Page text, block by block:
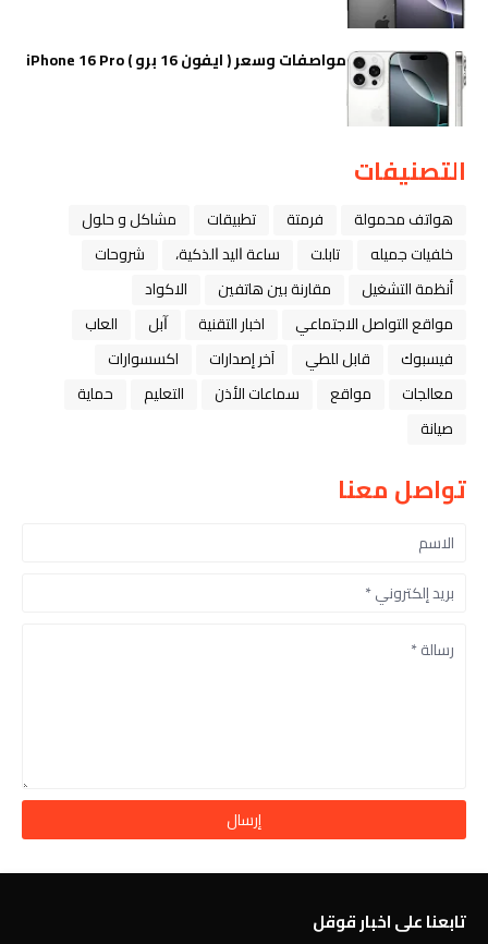
مواصفات وسعر ( ايفون 16 برو ) iPhone 16 Pro
التصنيفات
هواتف محمولة فرمتة تطبيقات
مشاكل و حلول
خلفيات جميله
تابلت ﺳﺎﻋﺔ ﺍﻟﻴﺪ ﺍﻟﺬﻛﻴﺔ،
شروحات
أنظمة التشغيل
مقارنة بين هاتفين
الاكواد
مواقع التواصل الاجتماعي
اخبار التقنية ﺁﺑﻞ
العاب
فيسبوك
قابل للطي آخر إصدارات
اكسسوارات
معالجات
مواقع سماعات الأذن التعليم
حماية
صيانة
تواصل معنا
تابعنا على اخبار قوقل